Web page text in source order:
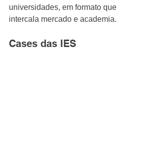
universidades, em formato que
intercala mercado e academia.
Cases das IES